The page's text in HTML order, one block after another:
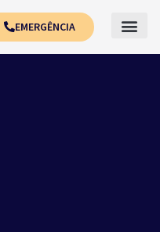
EMERGÊNCIA